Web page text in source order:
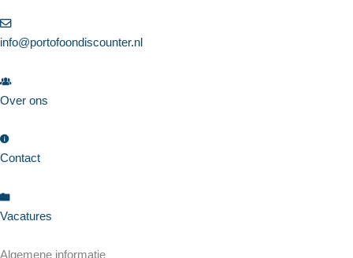
info@portofoondiscounter.nl
Over ons
Contact
Vacatures
Algemene informatie